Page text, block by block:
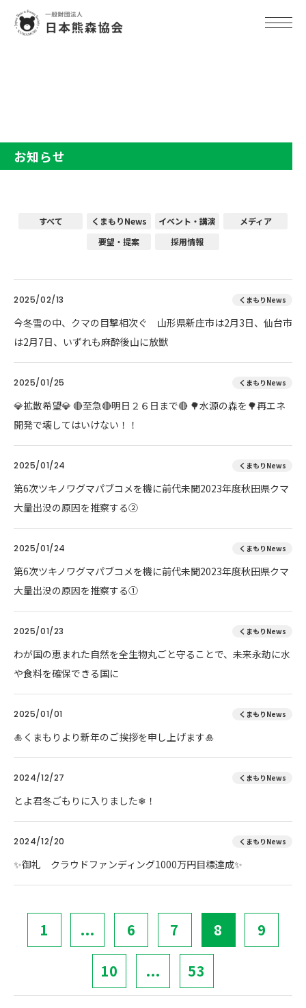
お知らせ
すべて くまもりNews イベント・講演
メディア
要望・提案
採用情報
2025/02/13 くまもりNews
今冬雪の中、クマの目撃相次ぐ 山形県新庄市は2月3日、仙台市
は2月7日、いずれも麻酔後山に放獣
2025/01/25 くまもりNews
💎拡散希望💎 🔴至急🔴明日２６日まで🔴 🌳水源の森を🌳再エネ
開発で壊してはいけない！！
2025/01/24 くまもりNews
第6次ツキノワグマパブコメを機に前代未聞2023年度秋田県クマ
大量出没の原因を推察する②
2025/01/24 くまもりNews
第6次ツキノワグマパブコメを機に前代未聞2023年度秋田県クマ
大量出没の原因を推察する①
2025/01/23 くまもりNews
わが国の恵まれた自然を全生物丸ごと守ることで、未来永劫に水
や食料を確保できる国に
2025/01/01 くまもりNews
🎍くまもりより新年のご挨拶を申し上げます🎍
2024/12/27 くまもりNews
とよ君冬ごもりに入りました❄！
2024/12/20 くまもりNews
✨御礼 クラウドファンディング1000万円目標達成✨
1 ... 6 7 8 9
10 ... 53